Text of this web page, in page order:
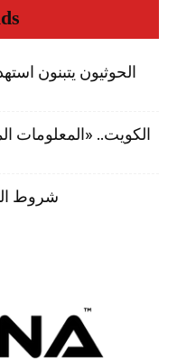
الحوثيون يتبنون
الكويت.. «المعلومات
شروط